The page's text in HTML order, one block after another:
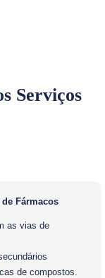
Serviços
Fármacos
as vias de
de compostos.